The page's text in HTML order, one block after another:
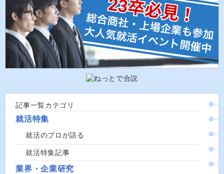
記事一覧カテゴリ
就活特集
就活のプロが語る
就活特集記事
業界・企業研究